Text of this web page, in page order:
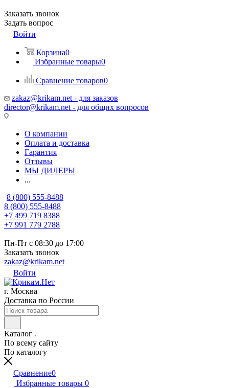
Заказать звонок
Задать вопрос
Войти
Корзина0
Избранные товары0
Сравнение товаров0
zakaz@krikam.net - для заказов
director@krikam.net - для общих вопросов
О компании
Оплата и доставка
Гарантия
Отзывы
МЫ ДИЛЕРЫ
...
8 (800) 555-8488
8 (800) 555-8488
+7 499 719 8388
+7 991 779 2788
Пн-Пт с 08:30 до 17:00
Заказать звонок
zakaz@krikam.net
Войти
г. Москва
Доставка по России
Каталог
По всему сайту
По каталогу
Сравнение0
Избранные товары 0